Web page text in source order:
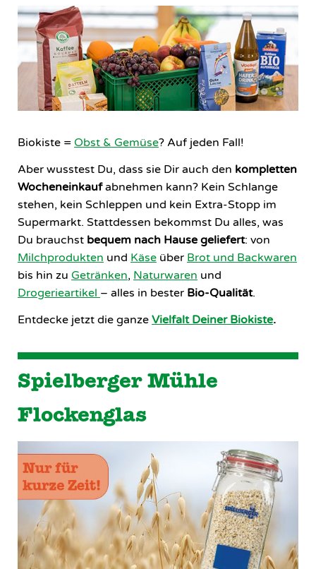
Biokiste = Obst & Gemüse? Auf jeden Fall!
Aber wusstest Du, dass sie Dir auch den kompletten
Wocheneinkaufabnehmen kann? Kein Schlange
stehen, kein Schleppen und kein Extra-Stopp im
Supermarkt. Stattdessen bekommst Du alles, was
Du brauchst bequem nach Hause geliefert: von
Milchprodukten und Käse über Brot und Backwaren
bis hin zu Getränken, Naturwaren und
Drogerieartikel – alles in bester Bio-Qualität.
Entdecke jetzt die ganze Vielfalt Deiner Biokiste.
Spielberger Mühle
Flockenglas